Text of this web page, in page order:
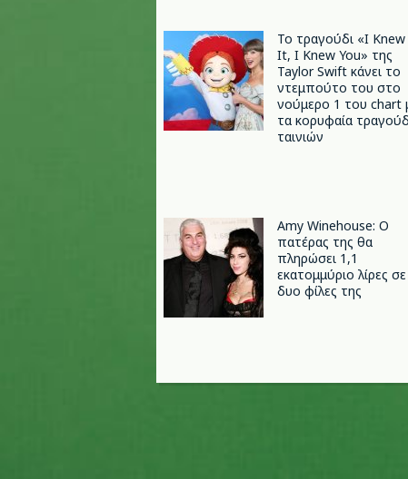
Το τραγούδι «I Knew
It, I Knew You» της
Taylor Swift κάνει το
ντεμπούτο του στο
νούμερο 1 του chart
τα κορυφαία
ταινιών
Amy Winehouse: Ο
πατέρας της θα
πληρώσει 1,1
εκατομμύριο λίρες σε
δυο φίλες της